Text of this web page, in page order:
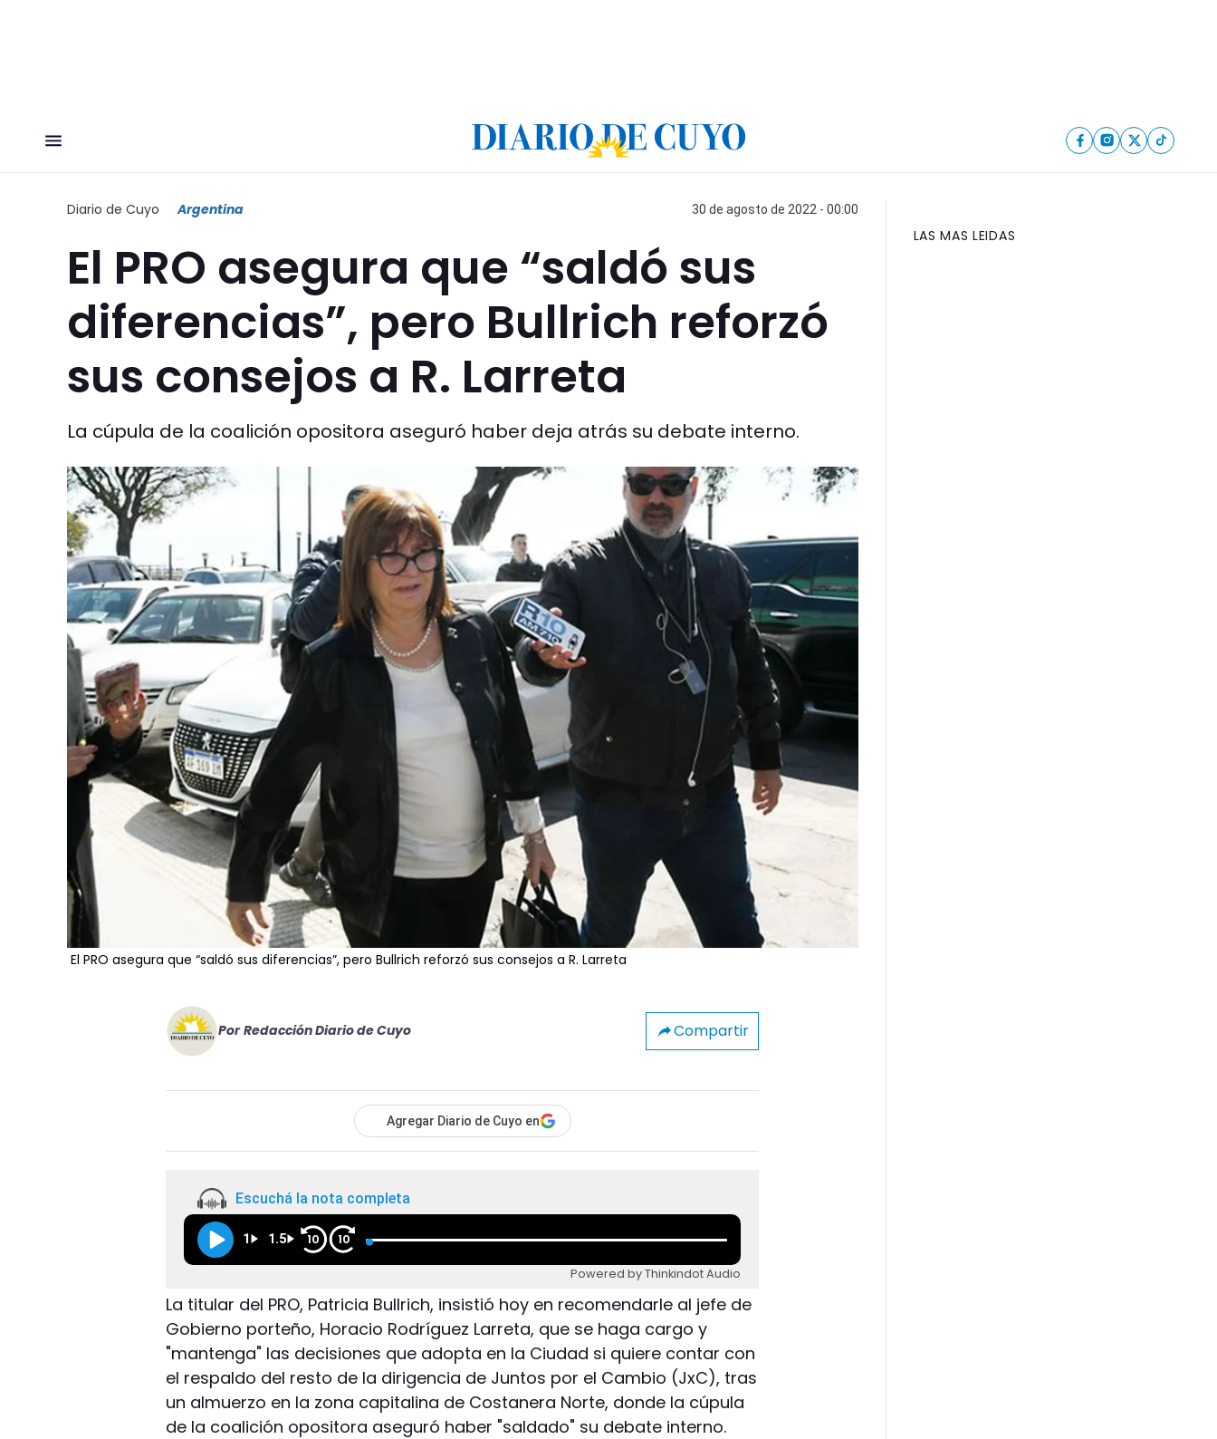
Diario de Cuyo Argentina 30 de agosto de 2022 - 00:00
El PRO asegura que “saldó sus
diferencias”, pero Bullrich reforzó
sus consejos a R. Larreta
La cúpula de la coalición opositora aseguró haber deja atrás su debate interno.
El PRO asegura que “saldó sus diferencias”, pero Bullrich reforzó sus consejos a R. Larreta
Por Redacción Diario de Cuyo Compartir
Agregar Diario de Cuyo en
Escuchá la nota completa
1 1.5 10 10
Powered by Thinkindot Audio
La titular del PRO, Patricia Bullrich, insistió hoy en recomendarle al jefe de
Gobierno porteño, Horacio Rodríguez Larreta, que se haga cargo y
"mantenga" las decisiones que adopta en la Ciudad si quiere contar con
el respaldo del resto de la dirigencia de Juntos por el Cambio (JxC), tras
un almuerzo en la zona capitalina de Costanera Norte, donde la cúpula
de la coalición opositora aseguró haber "saldado" su debate interno.
LAS MAS LEIDAS